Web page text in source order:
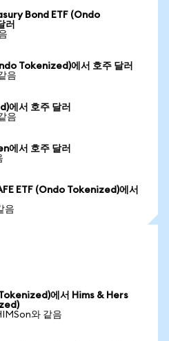
Bond ETF (Ondo
러
Tokenized)에서 호주 달러
음
에서 호주 달러
음
에서 호주 달러
ETF (Ondo Tokenized)에서
음
에서 Hims & Hers
와 같음